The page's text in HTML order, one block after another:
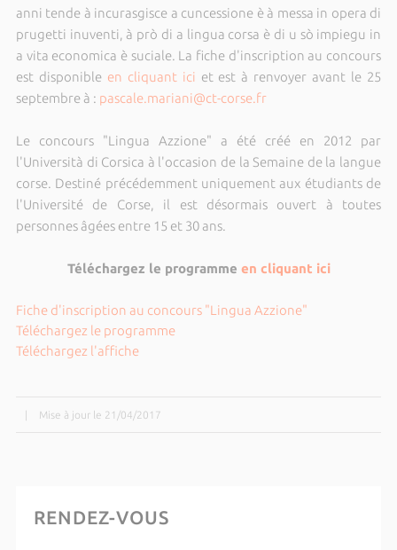
anni tende à incurasgisce a cuncessione è à messa in opera di
prugetti inuventi, à prò di a lingua corsa è di u sò impiegu in
a vita economica è suciale. La fiche d'inscription au concours
est disponible en cliquant ici et est à renvoyer avant le 25
septembre à : pascale.mariani@ct-corse.fr
Le concours "Lingua Azzione" a été créé en 2012 par
l'Università di Corsica à l'occasion de la Semaine de la langue
corse. Destiné précédemment uniquement aux étudiants de
l'Université de Corse, il est désormais ouvert à toutes
personnes âgées entre 15 et 30 ans.
Téléchargez le programme en cliquant ici
Fiche d'inscription au concours "Lingua Azzione"
Téléchargez le programme
Téléchargez l'affiche
Mise à jour le 21/04/2017
RENDEZ-VOUS